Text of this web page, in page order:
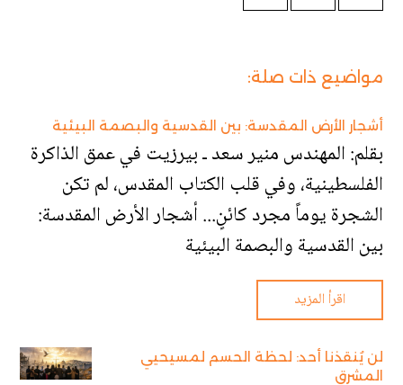
مواضيع ذات صلة:
أشجار الأرض المقدسة: بين القدسية والبصمة البيئية
بقلم: المهندس منير سعد ـ بيرزيت في عمق الذاكرة
الفلسطينية، وفي قلب الكتاب المقدس، لم تكن
الشجرة يوماً مجرد كائنٍ... أشجار الأرض المقدسة:
بين القدسية والبصمة البيئية
اقرأ المزيد
لن يُنقذنا أحد: لحظة الحسم لمسيحيي
المشرق